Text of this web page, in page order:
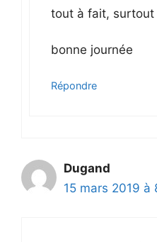
tout à fait, surtout
bonne journée
Répondre
Dugand
15 mars 2019 à